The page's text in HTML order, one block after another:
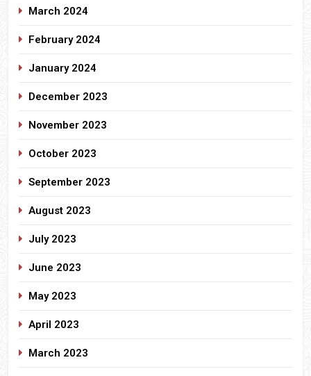
March 2024
February 2024
January 2024
December 2023
November 2023
October 2023
September 2023
August 2023
July 2023
June 2023
May 2023
April 2023
March 2023